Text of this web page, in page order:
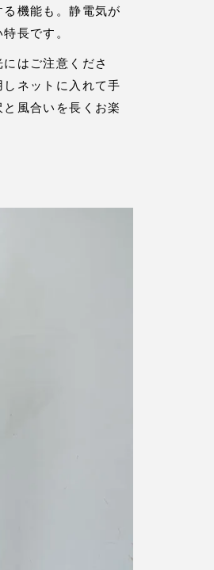
機能も。静電気が
長です。
はご注意くださ
ネットに入れて手
風合いを長くお楽